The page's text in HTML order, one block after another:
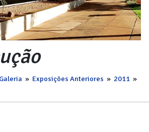
» Exposições Anteriores » 2011 »